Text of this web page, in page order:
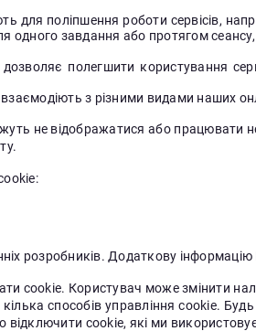
для поліпшення роботи сервісів,
одного завдання або протягом
полегшити користування
з різними видами наших
не відображатися або
розробників. Додаткову
cookie. Користувач може
способів управління cookie.
cookie, які ми